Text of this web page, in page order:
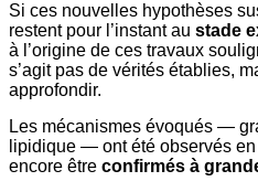
Si ces nouvelles hypothèses
restent pour l’instant au stade
à l’origine de ces travaux
s’agit pas de vérités établies,
approfondir.
Les mécanismes évoqués —
lipidique — ont été observés
encore être confirmés à